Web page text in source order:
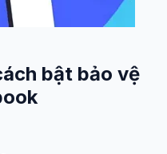
bật bảo vệ